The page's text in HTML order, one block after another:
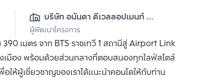
บริษัท อนันดา ดีเวลลอปเมนท์
จำกัด (มหาชน)
ผู้พัฒนาโครงการ
เมตร จาก BTS ราชเทวี 1 สถานีสู่ Airport Link
เมือง พร้อมด้วยส่วนกลางที่ตอบสนองทุกไลฟ์สไตล์
ห้ผู้เชี่ยวชาญของเราได้แนะนำคอนโดให้กับท่าน